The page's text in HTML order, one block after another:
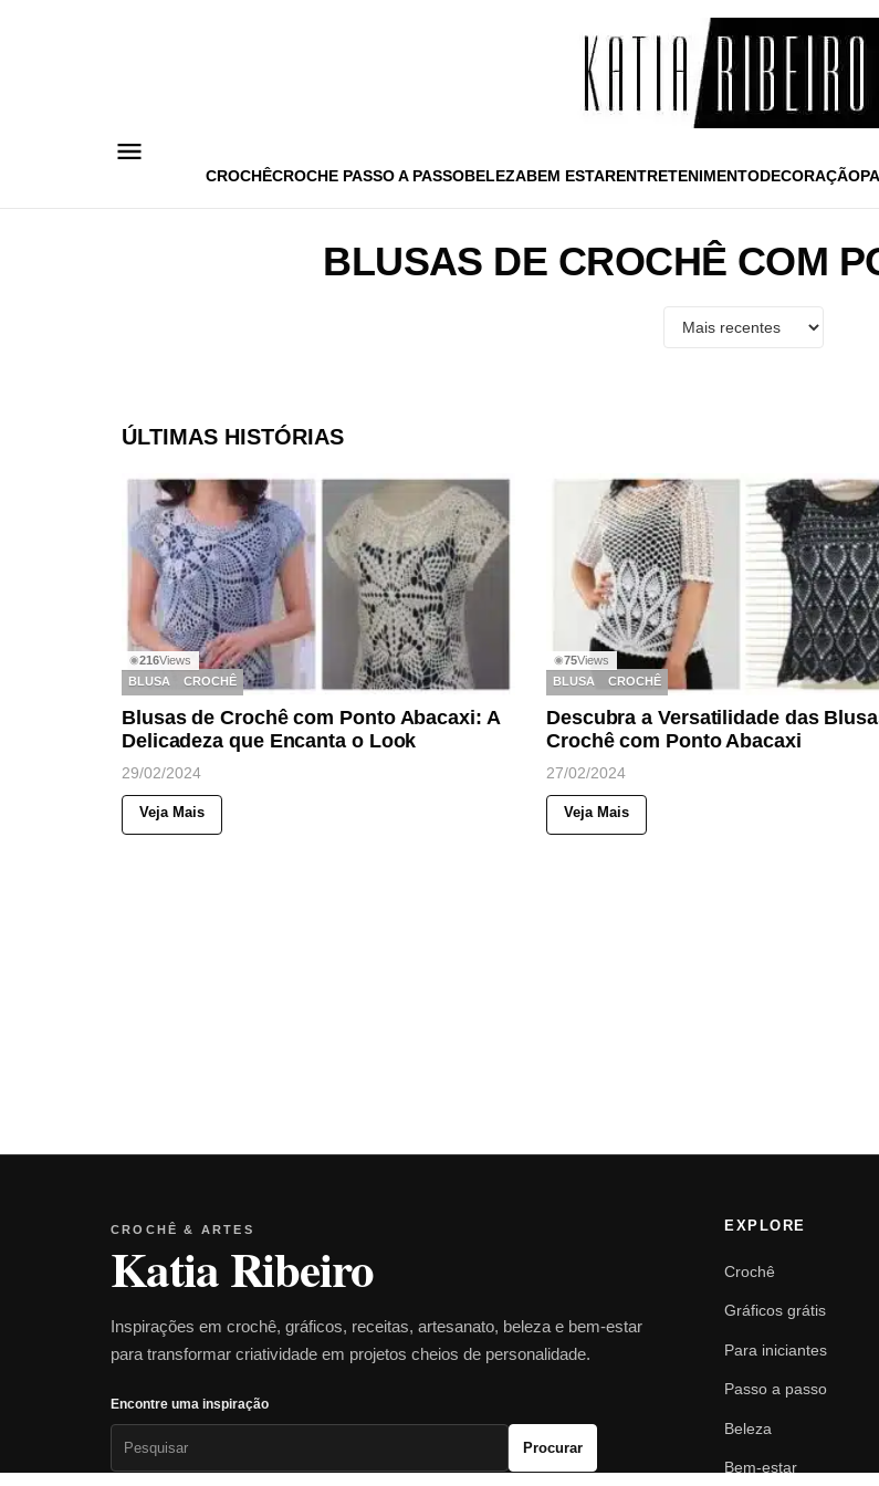
CROCHÊCROCHE PASSO A PASSOBELEZABEM ESTARENTRETENIMENTODECORAÇÃO
BLUSAS DE CROCHÊ COM
ÚLTIMAS HISTÓRIAS
◉216Views
BLUSA
CROCHÊ
Blusas de Crochê com Ponto Abacaxi: A
Delicadeza que Encanta o Look
29/02/2024
Veja Mais
◉75Views
BLUSA
CROCHÊ
Descubra a Versatilidade das
Crochê com Ponto Abacaxi
27/02/2024
Veja Mais
CROCHÊ & ARTES
Katia Ribeiro
Inspirações em crochê, gráficos, receitas, artesanato, beleza e bem-estar
para transformar criatividade em projetos cheios de personalidade.
Encontre uma inspiração
Procurar
EXPLORE
Crochê
Gráficos grátis
Para iniciantes
Passo a passo
Beleza
Bem-estar